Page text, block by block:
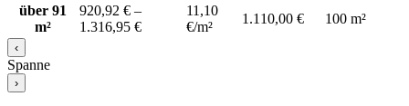
über 91
m²
920,92 € –
1.316,95 €
11,10
€/m²
1.110,00 € 100 m²
‹
Spanne
›